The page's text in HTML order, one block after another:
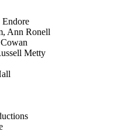
Ann Ronell
Metty